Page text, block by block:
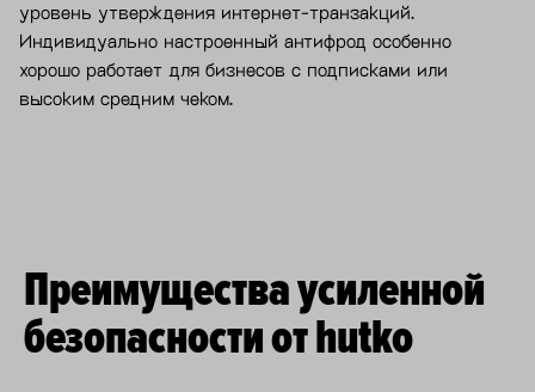
уровень утверждения интернет-транзакций.
Индивидуально настроенный антифрод особенно
хорошо работает для бизнесов с подписками или
высоким средним чеком.
Преимущества усиленной
безопасности от hutko